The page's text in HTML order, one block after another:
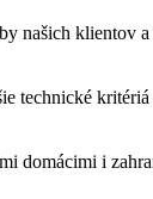
našich klientov
domácimi i